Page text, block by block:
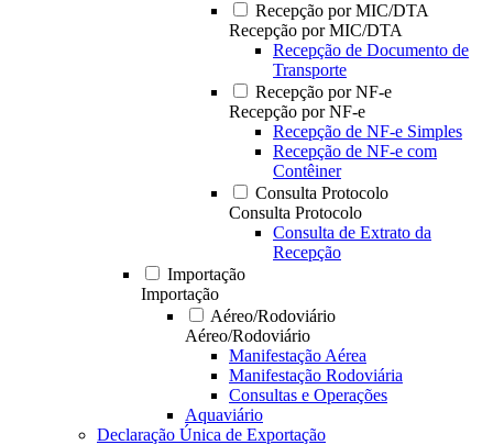
Recepção por MIC/DTA
Recepção por MIC/DTA
Recepção de Documento de
Transporte
Recepção por NF-e
Recepção por NF-e
Recepção de NF-e Simples
Recepção de NF-e com
Contêiner
Consulta Protocolo
Consulta Protocolo
Consulta de Extrato da
Recepção
Importação
Importação
Aéreo/Rodoviário
Aéreo/Rodoviário
Manifestação Aérea
Manifestação Rodoviária
Consultas e Operações
Aquaviário
Declaração Única de Exportação